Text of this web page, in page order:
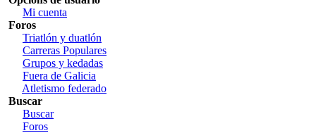
Mi cuenta
Foros
Triatlón y duatlón
Carreras Populares
Grupos y kedadas
Fuera de Galicia
Atletismo federado
Buscar
Buscar
Foros